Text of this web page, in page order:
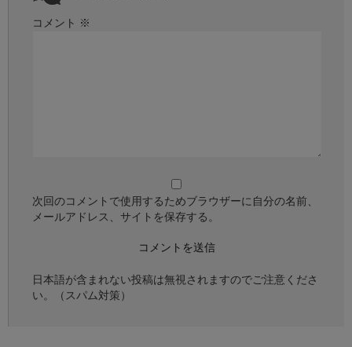
コメント ※
次回のコメントで使用するためブラウザーに自分の名前、
メールアドレス、サイトを保存する。
日本語が含まれない投稿は無視されますのでご注意くださ
い。（スパム対策）